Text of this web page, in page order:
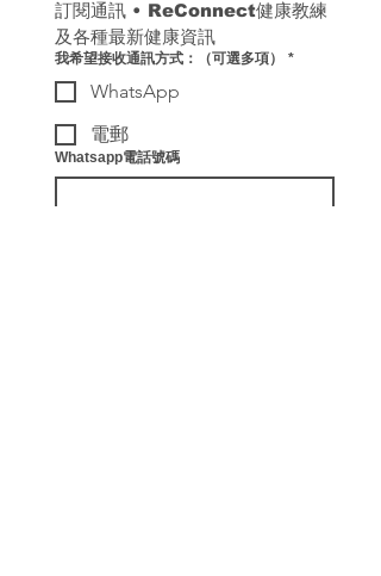
訂閱通訊 • ReConnect健康教練
及各種最新健康資訊
我希望接收通訊方式：（可選多項） *
WhatsApp
電郵
Whatsapp電話號碼